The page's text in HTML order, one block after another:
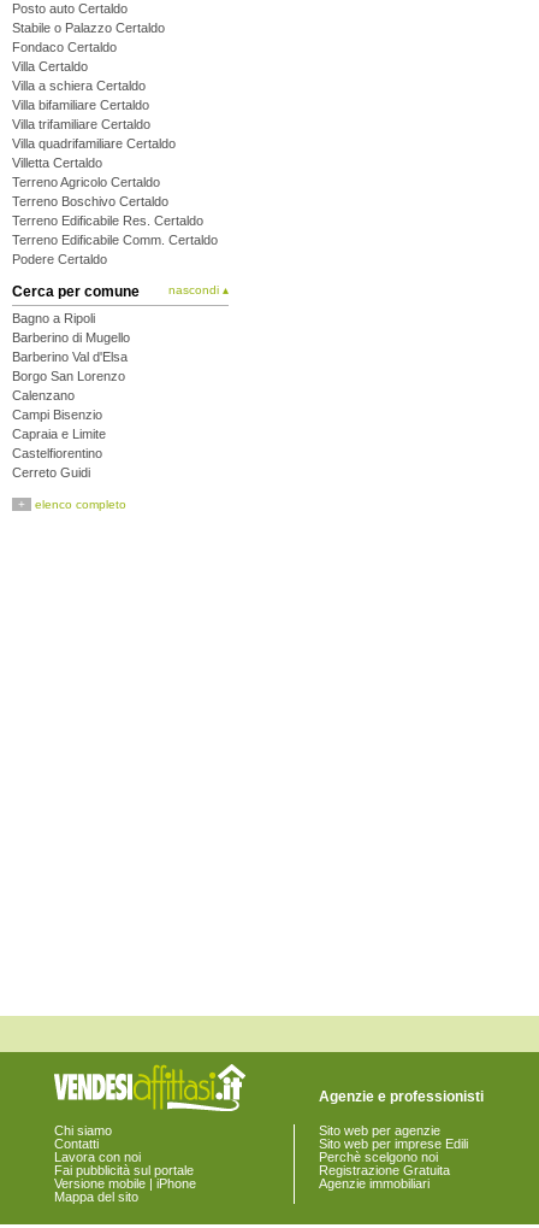
Posto auto Certaldo
Stabile o Palazzo Certaldo
Fondaco Certaldo
Villa Certaldo
Villa a schiera Certaldo
Villa bifamiliare Certaldo
Villa trifamiliare Certaldo
Villa quadrifamiliare Certaldo
Villetta Certaldo
Terreno Agricolo Certaldo
Terreno Boschivo Certaldo
Terreno Edificabile Res. Certaldo
Terreno Edificabile Comm. Certaldo
Podere Certaldo
Cerca per comune nascondi ▴
Bagno a Ripoli
Barberino di Mugello
Barberino Val d'Elsa
Borgo San Lorenzo
Calenzano
Campi Bisenzio
Capraia e Limite
Castelfiorentino
Cerreto Guidi
Dicomano
Sesto Fiorentino
Tavarnelle Val di Pesa
+ elenco completo
Chi siamo
Contatti
Lavora con noi
Fai pubblicità sul portale
Versione mobile | iPhone
Mappa del sito
Agenzie e professionisti
Sito web per agenzie
Sito web per imprese Edili
Perchè scelgono noi
Registrazione Gratuita
Agenzie immobiliari